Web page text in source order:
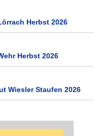
Herbst 2026
Herbst 2026
Wiesler Staufen 2026